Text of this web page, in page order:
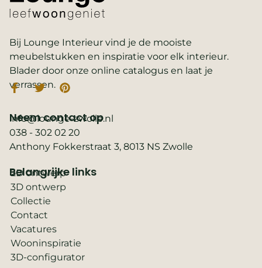
Bij Lounge Interieur vind je de mooiste
meubelstukken en inspiratie voor elk interieur.
Blader door onze online catalogus en laat je
verrassen.
Belangrijke links
2D ontwerp
3D ontwerp
Collectie
Contact
Vacatures
Wooninspiratie
3D-configurator
Neem contact op
info@lounge-zwolle.nl
038 - 302 02 20
Anthony Fokkerstraat 3, 8013 NS Zwolle